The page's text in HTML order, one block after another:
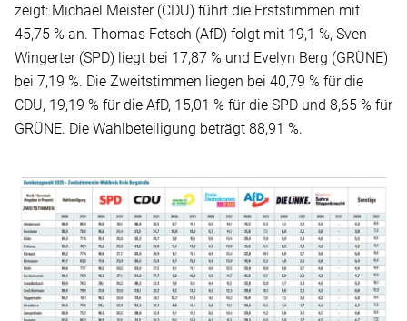
zeigt: Michael Meister (CDU) führt die Erststimmen mit
45,75 % an. Thomas Fetsch (AfD) folgt mit 19,1 %, Sven
Wingerter (SPD) liegt bei 17,87 % und Evelyn Berg (GRÜNE)
bei 7,19 %. Die Zweitstimmen liegen bei 40,79 % für die
CDU, 19,19 % für die AfD, 15,01 % für die SPD und 8,65 % für
GRÜNE. Die Wahlbeteiligung beträgt 88,91 %.